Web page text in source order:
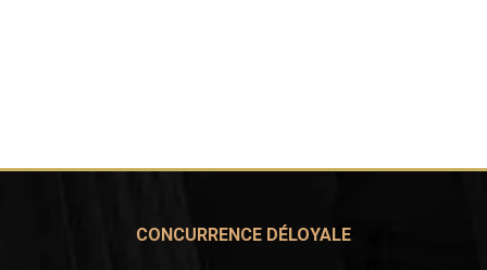
CONCURRENCE DÉLOYALE